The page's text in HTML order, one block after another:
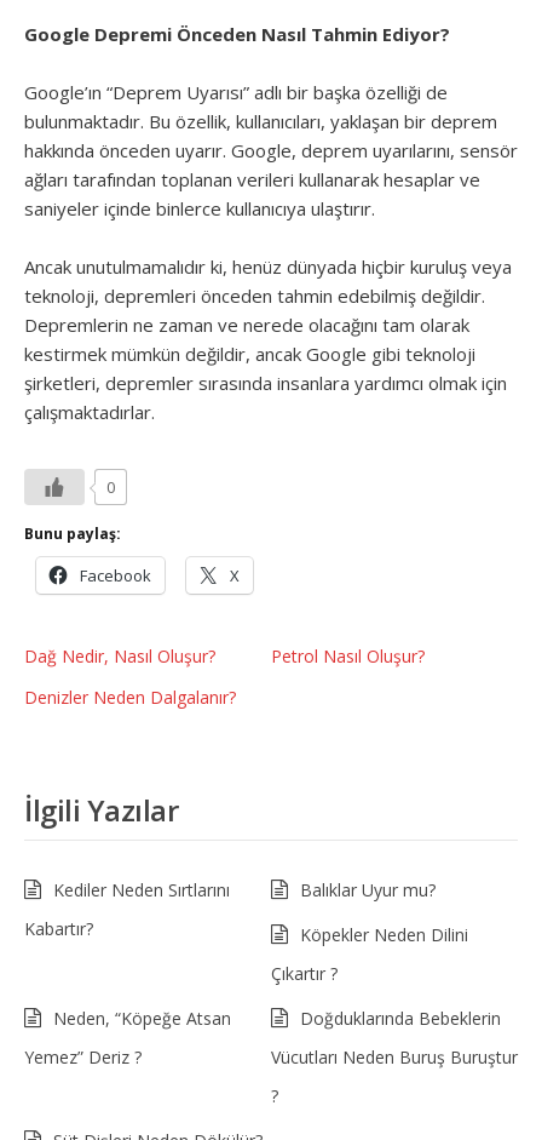
Google Depremi Önceden Nasıl Tahmin Ediyor?
Google’ın “Deprem Uyarısı” adlı bir başka özelliği de
bulunmaktadır. Bu özellik, kullanıcıları, yaklaşan bir deprem
hakkında önceden uyarır. Google, deprem uyarılarını, sensör
ağları tarafından toplanan verileri kullanarak hesaplar ve
saniyeler içinde binlerce kullanıcıya ulaştırır.
Ancak unutulmamalıdır ki, henüz dünyada hiçbir kuruluş veya
teknoloji, depremleri önceden tahmin edebilmiş değildir.
Depremlerin ne zaman ve nerede olacağını tam olarak
kestirmek mümkün değildir, ancak Google gibi teknoloji
şirketleri, depremler sırasında insanlara yardımcı olmak için
çalışmaktadırlar.
0
Bunu paylaş:
Facebook X
Dağ Nedir, Nasıl Oluşur?
Petrol Nasıl Oluşur?
Denizler Neden Dalgalanır?
İlgili Yazılar
Kediler Neden Sırtlarını
Kabartır?
Balıklar Uyur mu?
Köpekler Neden Dilini
Çıkartır ?
Neden, “Köpeğe Atsan
Yemez” Deriz ?
Doğduklarında Bebeklerin
Vücutları Neden Buruş Buruştur
?